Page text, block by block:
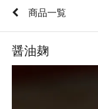
商品一覧
醤油麹